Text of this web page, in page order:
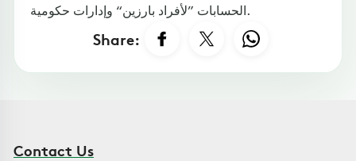
الحسابات ”لأفراد بارزين“ وإدارات حكومية.
Share:
Contact Us